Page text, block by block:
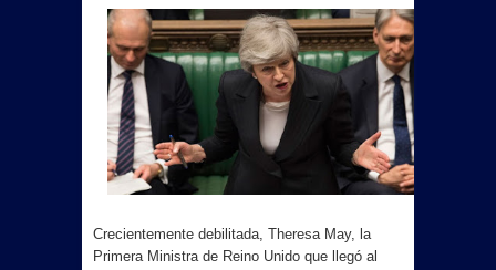
Crecientemente debilitada, Theresa May, la
Primera Ministra de Reino Unido que llegó al